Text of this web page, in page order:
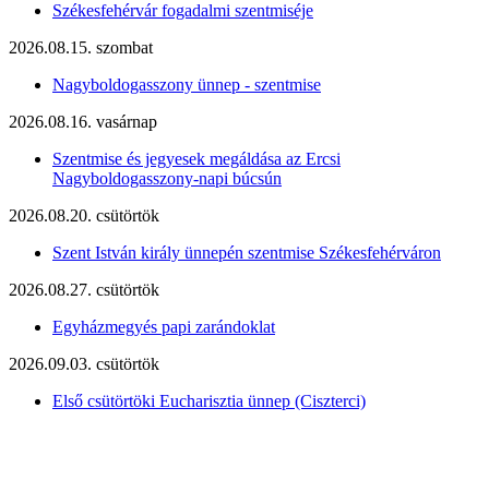
Székesfehérvár fogadalmi szentmiséje
2026.08.15. szombat
Nagyboldogasszony ünnep - szentmise
2026.08.16. vasárnap
Szentmise és jegyesek megáldása az Ercsi
Nagyboldogasszony-napi búcsún
2026.08.20. csütörtök
Szent István király ünnepén szentmise Székesfehérváron
2026.08.27. csütörtök
Egyházmegyés papi zarándoklat
2026.09.03. csütörtök
Első csütörtöki Eucharisztia ünnep (Ciszterci)